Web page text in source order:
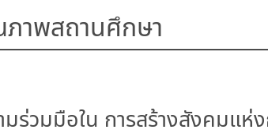
าพสถานศึกษา
ร่วมมือใน การสร้างสังคมแห่ง